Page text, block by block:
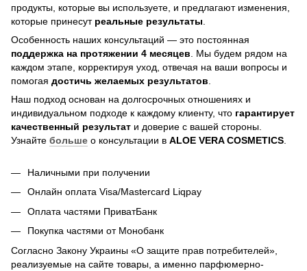
продукты, которые вы используете, и предлагают изменения,
которые принесут реальные результаты
Особенность наших консультаций — это постоянная
поддержка на протяжении 4 месяцев . Мы будем рядом на
каждом этапе, корректируя уход, отвечая на ваши вопросы и
помогая достичь желаемых результатов
Наш подход основан на долгосрочных отношениях и
индивидуальном подходе к каждому клиенту, что гарантирует
качественный результат и доверие с вашей стороны.
Узнайте больше о консультации в ALOE VERA COSMETICS
Наличными при получении
Онлайн оплата Visa/Mastercard Liqpay
Оплата частями ПриватБанк
Покупка частями от Монобанк
Согласно Закону Украины «О защите прав потребителей»,
реализуемые на сайте товары, а именно парфюмерно-